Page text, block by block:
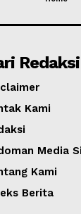
Redaksi
Kami
Media
Kami
Berita